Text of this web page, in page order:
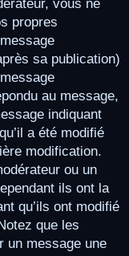
vous ne
propres
sa publication)
au message,
indiquant
a été modifié
modification.
ou un
ils ont la
qu’ils ont modifié
que les
un message une